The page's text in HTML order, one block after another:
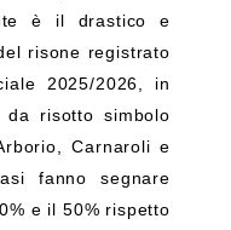
è il drastico e
risone registrato
2025/2026, in
risotto simbolo
Carnaroli e
fanno segnare
e il 50% rispetto